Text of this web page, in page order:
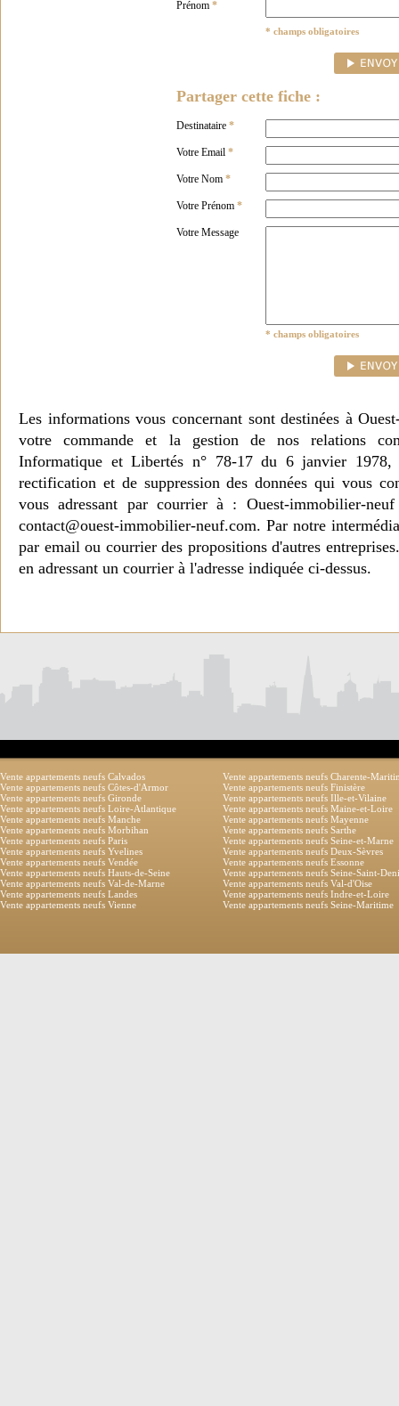
Prénom *
* champs obligatoires
Partager cette fiche :
Destinataire *
Votre Email *
Votre Nom *
Votre Prénom *
Votre Message
* champs obligatoires
Les informations vous concernant sont destinées à
votre commande et la gestion de nos relations
Informatique et Libertés n° 78-17 du 6 janvier 1978,
rectification et de suppression des données qui vous
vous adressant par courrier à : Ouest-immobilier-
contact@ouest-immobilier-neuf.com. Par notre
par email ou courrier des propositions d'autres
en adressant un courrier à l'adresse indiquée ci-dessus.
Vente appartements neufs Calvados
Vente appartements neufs Charente-
Vente appartements neufs Côtes-d'Armor
Vente appartements neufs Finistère
Vente appartements neufs Gironde
Vente appartements neufs Ille-et-Vilaine
Vente appartements neufs Loire-Atlantique
Vente appartements neufs Maine-et-Loire
Vente appartements neufs Manche
Vente appartements neufs Mayenne
Vente appartements neufs Morbihan
Vente appartements neufs Sarthe
Vente appartements neufs Paris
Vente appartements neufs Seine-et-Marne
Vente appartements neufs Yvelines
Vente appartements neufs Deux-Sèvres
Vente appartements neufs Vendée
Vente appartements neufs Essonne
Vente appartements neufs Hauts-de-Seine
Vente appartements neufs Seine-Saint-
Vente appartements neufs Val-de-Marne
Vente appartements neufs Val-d'Oise
Vente appartements neufs Landes
Vente appartements neufs Indre-et-Loire
Vente appartements neufs Vienne
Vente appartements neufs Seine-Maritime